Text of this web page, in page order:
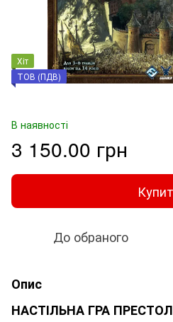
Хіт
ТОВ (ПДВ)
В наявності
3 150.00 грн
До обраного
Опис
НАСТІЛЬНА ГРА